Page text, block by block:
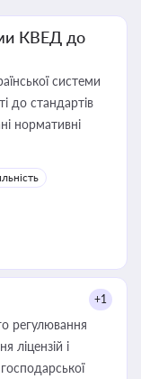
КВЕД до
системи
до стандартів
нормативні
+1
регулювання
ліцензій і